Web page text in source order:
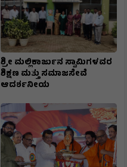
ಶ್ರೀ ಮಲ್ಲಿಕಾರ್ಜುನ ಸ್ವಾಮಿಗಳವರ
ಶಿಕ್ಷಣ ಮತ್ತು ಸಮಾಜಸೇವೆ
ಆದರ್ಶನೀಯ